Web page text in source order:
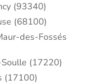
(93340)
(68100)
des-Fossés
(17220)
(17100)